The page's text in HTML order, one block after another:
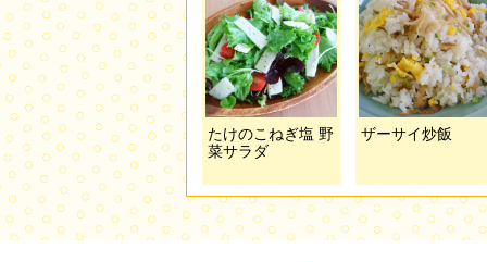
たけのこねぎ塩 野
菜サラダ
ザーサイ炒飯